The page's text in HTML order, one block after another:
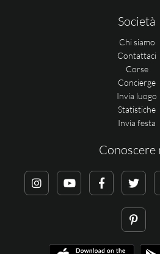
Società
Chi siamo
Contattaci
Corse
Concierge
Invia luogo
Statistiche
Invia festa
Conoscere